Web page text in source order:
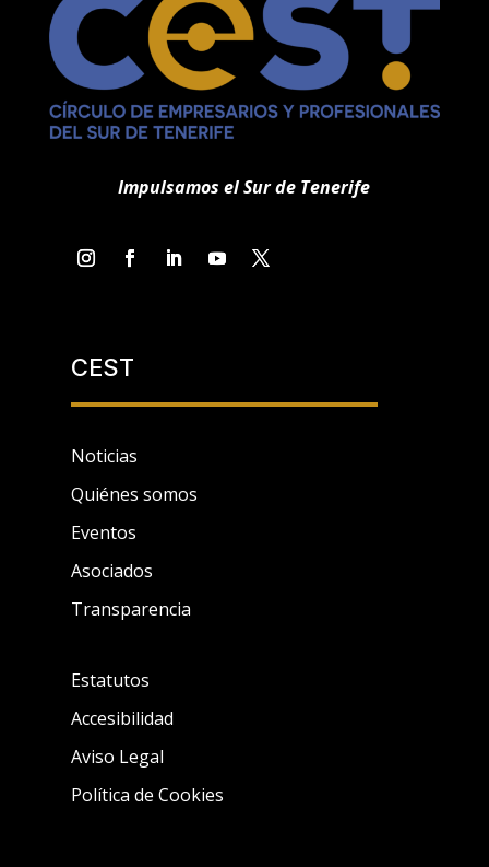
Impulsamos el Sur de Tenerife
CEST
Noticias
Quiénes somos
Eventos
Asociados
Transparencia
Estatutos
Accesibilidad
Aviso Legal
Política de Cookies